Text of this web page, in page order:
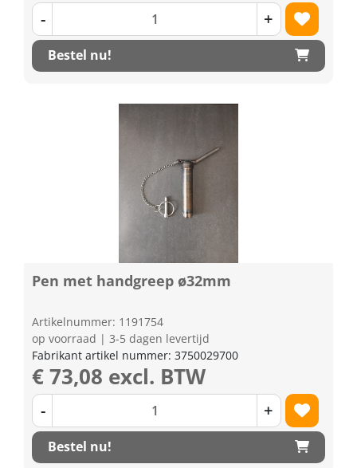
- +
Bestel nu!
Pen met handgreep ø32mm
Artikelnummer: 1191754
op voorraad | 3-5 dagen levertijd
Fabrikant artikel nummer: 3750029700
€ 73,08 excl. BTW
- +
Bestel nu!